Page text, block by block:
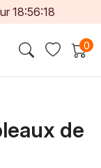
18:56:16
0
de